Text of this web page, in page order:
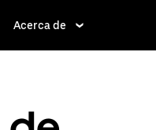
Acerca de